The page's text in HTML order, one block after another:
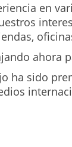
en
ahora
ha sido